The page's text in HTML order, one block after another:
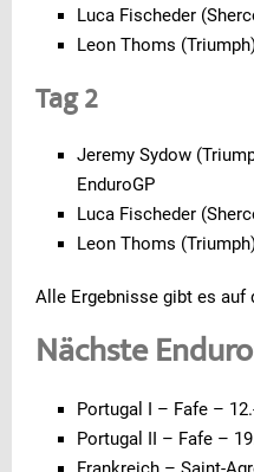
Luca Fischeder
Leon Thoms
Tag 2
Jeremy Sydow
EnduroGP
Luca Fischeder
Leon Thoms
Alle Ergebnisse gibt es auf
Nächste
Portugal I – Fafe –
Portugal II – Fafe –